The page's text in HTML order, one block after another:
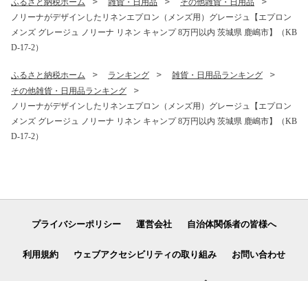
嶋市
ギフト プレゼント 10000円
1万円 ふるさと納税 茨城県
鹿嶋市 【2027年1月中旬以
ふるさと納税ホーム 雑貨・日用品
その他雑貨・日用品
ノリーナがデザインしたリネンエプロン（メンズ用）グレージュ【エプロン
メンズ グレージュ ノリーナ リネン キャンプ 8万円以内 茨城県 鹿嶋市】（KB
D-17-2）
ふるさと納税ホーム ランキング
雑貨・日用品ランキング
その他雑貨・日用品ランキング
ノリーナがデザインしたリネンエプロン（メンズ用）グレージュ【エプロン
メンズ グレージュ ノリーナ リネン キャンプ 8万円以内 茨城県 鹿嶋市】（KB
D-17-2）
プライバシーポリシー 運営会社 自治体関係者の皆様へ
利用規約 ウェブアクセシビリティの取り組み お問い合わせ